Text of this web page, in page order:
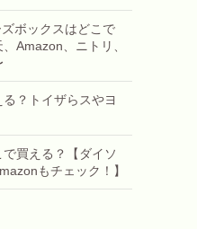
ボックスはどこで
Amazon、ニトリ、
？トイザらスやヨ
買える？【ダイソ
もチェック！】